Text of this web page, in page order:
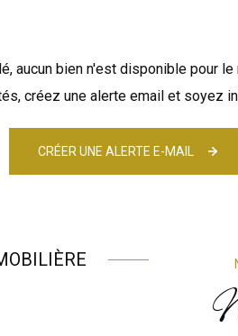
aucun bien n'est disponible pour le
créez une alerte email et soyez
CRÉER UNE ALERTE E-MAIL